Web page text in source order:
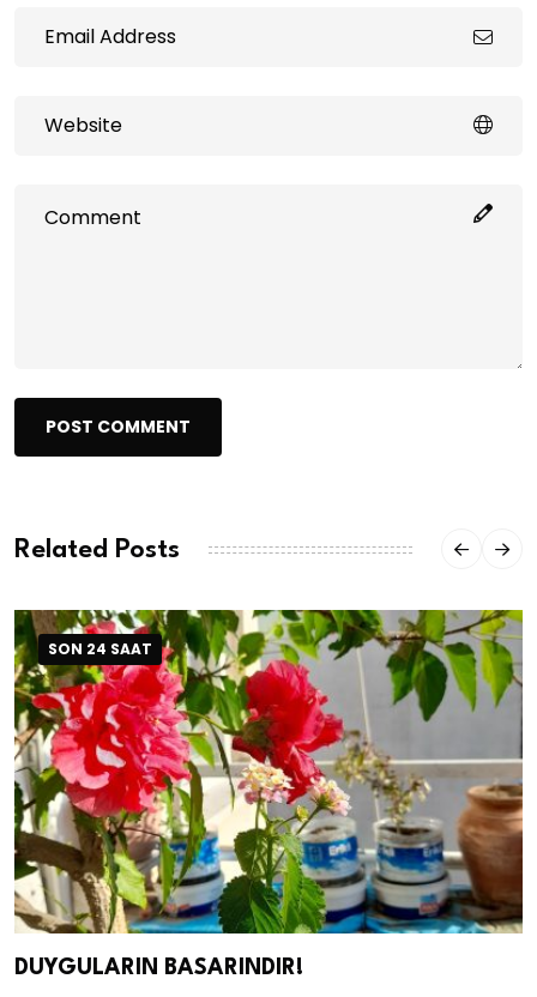
POST COMMENT
Related Posts
SON 24 SAAT
DUYGULARIN BASARINDIR!